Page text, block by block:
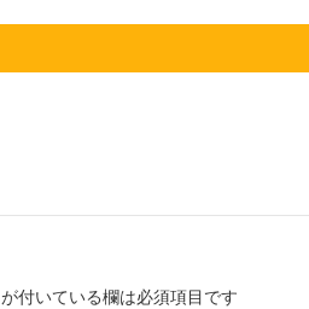
が付いている欄は必須項目です